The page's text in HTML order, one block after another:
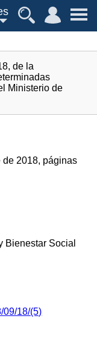
de la
Ministerio de
de 2018, páginas
Bienestar Social
09/18/(5)